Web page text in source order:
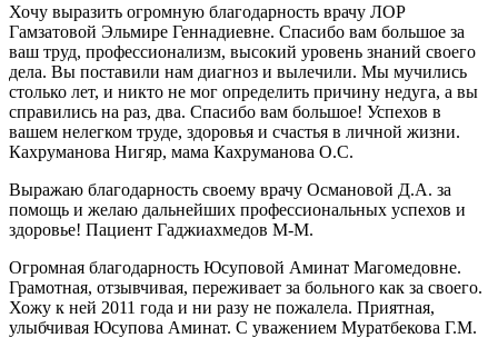
Хочу выразить огромную благодарность врачу ЛОР
Гамзатовой Эльмире Геннадиевне. Спасибо вам большое за
ваш труд, профессионализм, высокий уровень знаний своего
дела. Вы поставили нам диагноз и вылечили. Мы мучились
столько лет, и никто не мог определить причину недуга, а вы
справились на раз, два. Спасибо вам большое! Успехов в
вашем нелегком труде, здоровья и счастья в личной жизни.
Кахруманова Нигяр, мама Кахруманова О.С.
Выражаю благодарность своему врачу Османовой Д.А. за
помощь и желаю дальнейших профессиональных успехов и
здоровье! Пациент Гаджиахмедов М-М.
Огромная благодарность Юсуповой Аминат Магомедовне.
Грамотная, отзывчивая, переживает за больного как за своего.
Хожу к ней 2011 года и ни разу не пожалела. Приятная,
улыбчивая Юсупова Аминат. С уважением Муратбекова Г.М.